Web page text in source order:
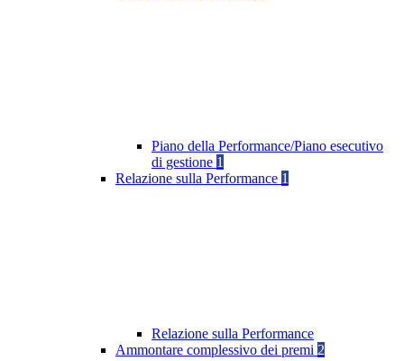
Piano della Performance/Piano esecutivo
di gestione 1
Relazione sulla Performance 1
Relazione sulla Performance
Ammontare complessivo dei premi 2